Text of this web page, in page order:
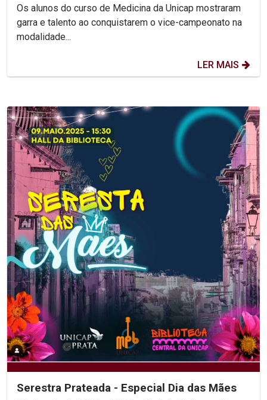
Os alunos do curso de Medicina da Unicap mostraram
garra e talento ao conquistarem o vice-campeonato na
modalidade...
LER MAIS
Serestra Prateada - Especial Dia das Mães